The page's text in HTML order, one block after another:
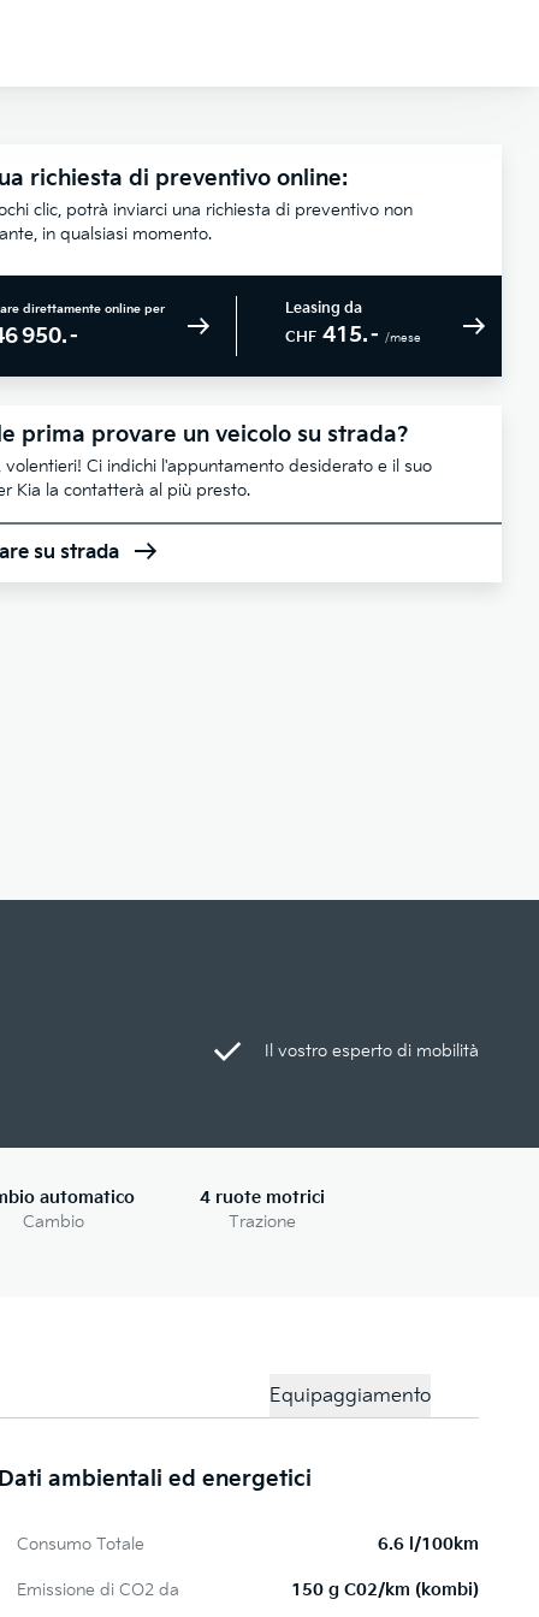
richiesta di preventivo online:
clic, potrà inviarci una richiesta di preventivo non
in qualsiasi momento.
direttamente online per
950.–
Leasing da
CHF 415.– /mese
prima provare un veicolo su strada?
volentieri! Ci indichi l'appuntamento desiderato e il suo
Kia la contatterà al più presto.
su strada
Il vostro esperto di mobilità
automatico
Cambio
4 ruote motrici
Trazione
Equipaggiamento
Dati ambientali ed energetici
Consumo Totale 6.6 l/100km
Emissione di CO2 da 150 g C02/km (kombi)